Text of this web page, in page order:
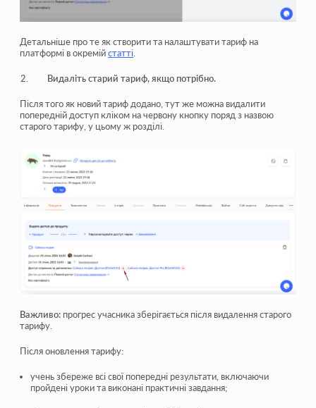
Детальніше про те як створити та налаштувати тариф на
платформі в окремійстатті
Видаліть старий тариф, якщо потрібно.
Після того як новий тариф додано, тут же можна видалити
попередній доступ кліком на червону кнопку поряд з назвою
старого тарифу, у цьому ж розділі.
Важливо: прогрес учасника зберігається після видалення старого
тарифу.
Після оновлення тарифу:
учень збереже всі свої попередні результати, включаючи
пройдені уроки та виконані практичні завдання;